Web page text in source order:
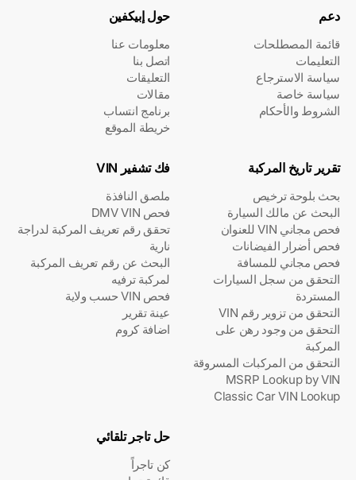
حول إبيكفين
معلومات عنا
اتصل بنا
التعليقات
مقالات
برنامج انتساب
خريطة الموقع
دعم
قائمة المصطلحات
التعليمات
سياسة الاسترجاع
سياسة خاصة
الشروط والأحكام
فك تشفير VIN
ملصق النافذة
فحص DMV VIN
تحقق رقم تعريف المركبة لدراجة
نارية
البحث عن رقم تعريف المركبة
لمركبة ترفيه
فحص VIN حسب ولاية
عينة تقرير
اضافة كروم
تقرير تاريخ المركبة
بحث بلوحة ترخيص
البحث عن مالك السيارة
فحص مجاني VIN للعنوان
فحص أضرار الفيضانات
فحص مجاني للمسافة
التحقق من سجل السيارات
المستردة
التحقق من تزوير رقم VIN
التحقق من وجود رهن على
المركبة
التحقق من المركبات المسروقة
MSRP Lookup by VIN
Classic Car VIN Lookup
حل تاجر تلقائي
كن تاجراً